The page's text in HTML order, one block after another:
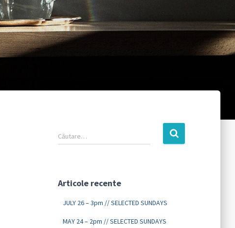
Căutare…
Articole recente
JULY 26 – 3pm // SELECTED SUNDAYS
MAY 24 – 2pm // SELECTED SUNDAYS